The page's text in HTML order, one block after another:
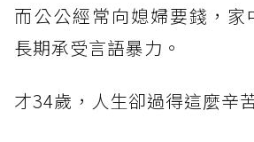
而公公經常向媳婦要錢，家
長期承受言語暴力。
才34歲，人生卻過得這麼辛